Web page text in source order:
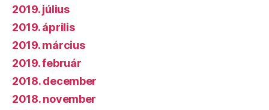
2019. július
2019. április
2019. március
2019. február
2018. december
2018. november